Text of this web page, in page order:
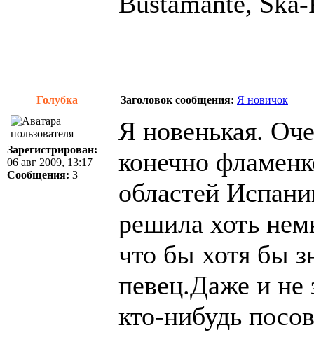
Голубка Заголовок сообщения: Я новичок
Зарегистрирован:
06 авг 2009, 13:17
Сообщения: 3
Я новенькая.
конечно
областей
решила хоть
что бы хотя бы
певец.Даже и не
кто-нибудь